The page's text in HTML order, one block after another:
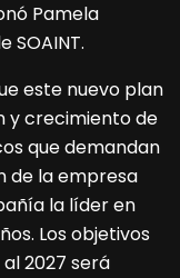
Pamela
SOAINT.
este nuevo plan
y crecimiento de
que demandan
de la empresa
la líder en
Los objetivos
al 2027 será